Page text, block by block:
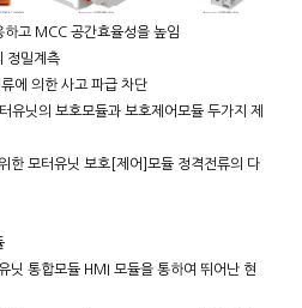
고 MCC 공간효율성을 높임
정밀계측
에 의한 사고 파급 차단
유닛의 보호모듈과 보호제어모듈 두가지 제
한 모터유닛 보호[제어]모듈 정격전류의 다
닛 통합모듈 HMI 모듈을 통하여 뛰어난 현